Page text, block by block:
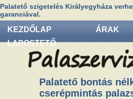
Palatető szigetelés Királyegyháza
garanciával.
KEZDŐLAP ÁRAK
LAPOSTETŐ
Palatető bontás
cserépmintás